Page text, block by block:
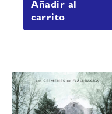
Añadir al
carrito